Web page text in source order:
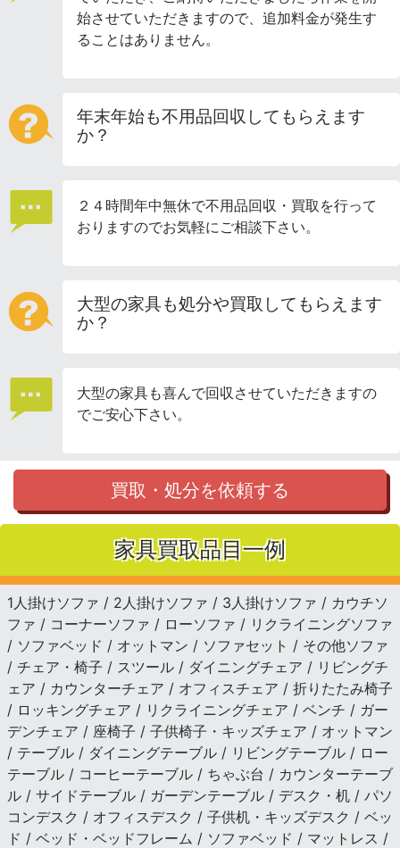
始させていただきますので、追加料金が発生す
ることはありません。
年末年始も不用品回収してもらえます
か？
２４時間年中無休で不用品回収・買取を行って
おりますのでお気軽にご相談下さい。
大型の家具も処分や買取してもらえます
か？
大型の家具も喜んで回収させていただきますの
でご安心下さい。
買取・処分を依頼する
家具買取品目一例
1人掛けソファ / 2人掛けソファ / 3人掛けソファ / カウチソ
ファ / コーナーソファ / ローソファ / リクライニングソファ
/ ソファベッド / オットマン / ソファセット / その他ソファ
/ チェア・椅子 / スツール / ダイニングチェア / リビングチ
ェア / カウンターチェア / オフィスチェア / 折りたたみ椅子
/ ロッキングチェア / リクライニングチェア / ベンチ / ガー
デンチェア / 座椅子 / 子供椅子・キッズチェア / オットマン
/ テーブル / ダイニングテーブル / リビングテーブル / ロー
テーブル / コーヒーテーブル / ちゃぶ台 / カウンターテーブ
ル / サイドテーブル / ガーデンテーブル / デスク・机 / パソ
コンデスク / オフィスデスク / 子供机・キッズデスク / ベッ
ド / ベッド・ベッドフレーム / ソファベッド / マットレス /